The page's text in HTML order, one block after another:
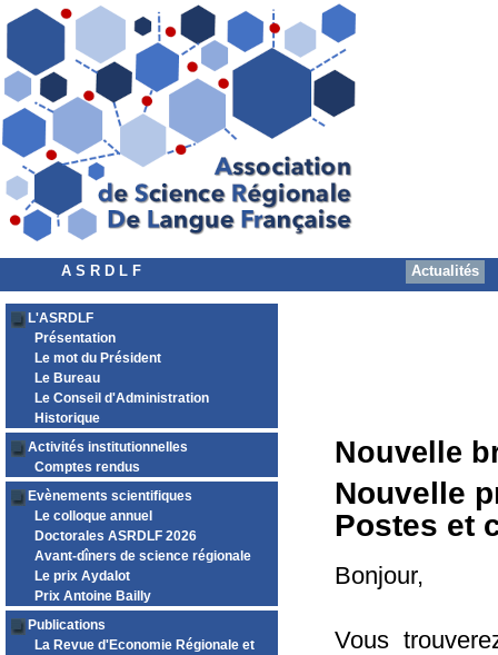
A S R D L F Actualités
L'ASRDLF
Présentation
Le mot du Président
Le Bureau
Le Conseil d'Administration
Historique
Activités institutionnelles
Comptes rendus
Evènements scientifiques
Le colloque annuel
Doctorales ASRDLF 2026
Avant-dîners de science régionale
Le prix Aydalot
Prix Antoine Bailly
Publications
La Revue d'Economie Régionale et
Nouvelle
Nouvelle
Postes et
Bonjour,
Vous